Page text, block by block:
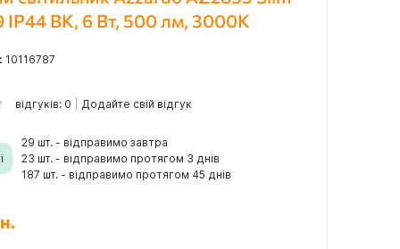
IP44 BK, 6 Вт, 500 лм, 3000K
10116787
відгуків: 0 Додайте свій відгук
29 шт. - відправимо завтра
23 шт. - відправимо протягом 3 днів
187 шт. - відправимо протягом 45 днів